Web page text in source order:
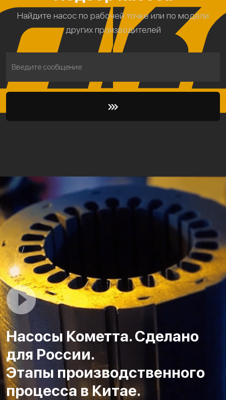
Найдите насос по рабочей точке или по модели
других производителей
Введите сообщение
Насосы Кометта. Сделано
для России.
Этапы производственного
процесса в Китае.